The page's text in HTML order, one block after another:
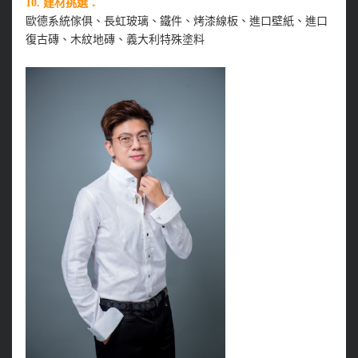
10. 建材挑選：
歐德系統傢俱、長虹玻璃、鐵件、烤漆線板、進口壁紙、進口
復古磚、木紋地磚、義大利特殊塗料